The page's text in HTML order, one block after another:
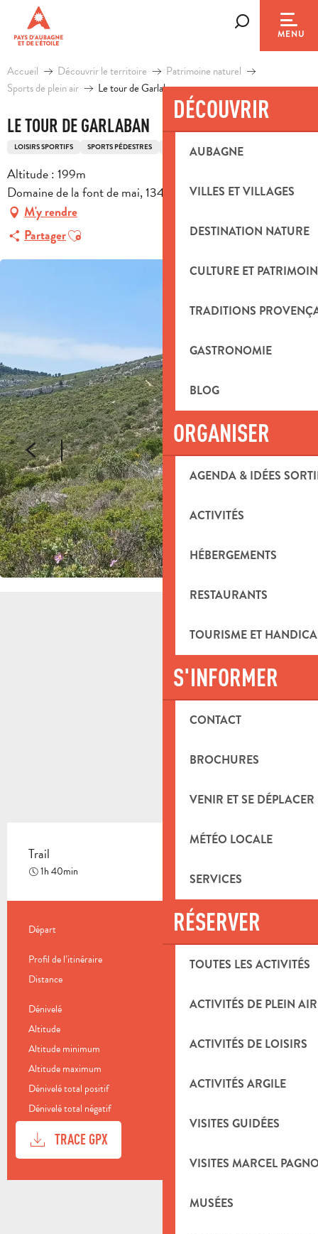
contenu
principal
MENU
DÉCOUVRIR
AUBAGNE
VILLES ET VILLAGES
DESTINATION NATURE
CULTURE ET
TRADITIONS
GASTRONOMIE
BLOG
ORGANISER
AGENDA & IDÉES
ACTIVITÉS
HÉBERGEMENTS
RESTAURANTS
TOURISME ET
S'INFORMER
CONTACT
BROCHURES
VENIR ET SE DÉPLACER
MÉTÉO LOCALE
SERVICES
RÉSERVER
TOUTES LES ACTIVITÉS
ACTIVITÉS DE PLEIN AIR
ACTIVITÉS DE LOISIRS
ACTIVITÉS ARGILE
VISITES GUIDÉES
VISITES MARCEL
MUSÉES
Accueil Découvrir le territoire
Patrimoine naturel
Sports de plein air
Le tour de Garlaban
LE TOUR DE GARLABAN
LOISIRS SPORTIFS SPORTS PÉDESTRES ITINÉRAIRE DE TRAIL
Altitude : 199m
Domaine de la font de mai, 13400 Aubagne
M'y rendre
PartagerAjouter aux favoris
Trail
1h 40min
INFORMATIONS PRATIQUES
Départ Aubagne
Profil de l’itinéraire Boucle
Distance
Dénivelé 641 m
Altitude
Altitude minimum 208 m
Altitude maximum
Dénivelé total positif 641 m
Dénivelé total négatif
DOCUMENTATION
TRACE GPX